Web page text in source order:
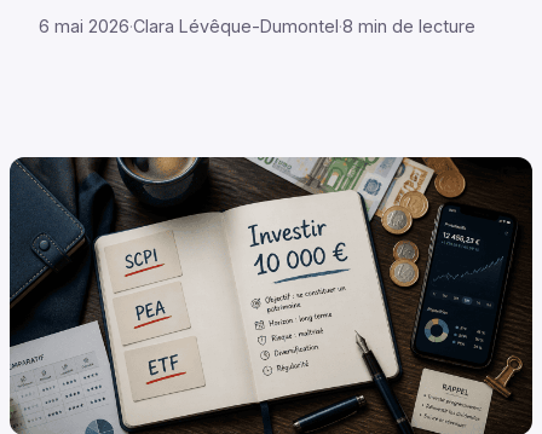
6 mai 2026·Clara Lévêque-Dumontel·8 min de lecture